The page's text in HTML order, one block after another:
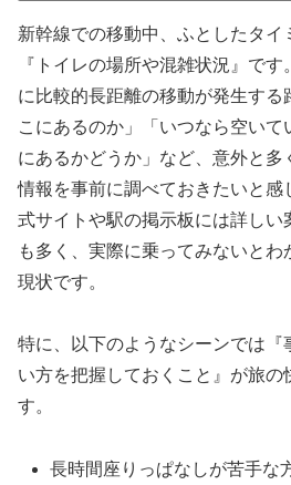
新幹線での移動中、ふとしたタイ
『トイレの場所や混雑状況』で
に比較的長距離の移動が発生す
こにあるのか」「いつなら空いて
にあるかどうか」など、意外と多
情報を事前に調べておきたいと感
式サイトや駅の掲示板には詳しい
も多く、実際に乗ってみないと
現状です。
特に、以下のようなシーンでは『
い方を把握しておくこと』が旅の
す。
長時間座りっぱなしが苦手な